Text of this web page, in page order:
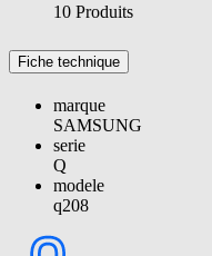
10 Produits
Fiche technique
marque
SAMSUNG
serie
Q
modele
q208